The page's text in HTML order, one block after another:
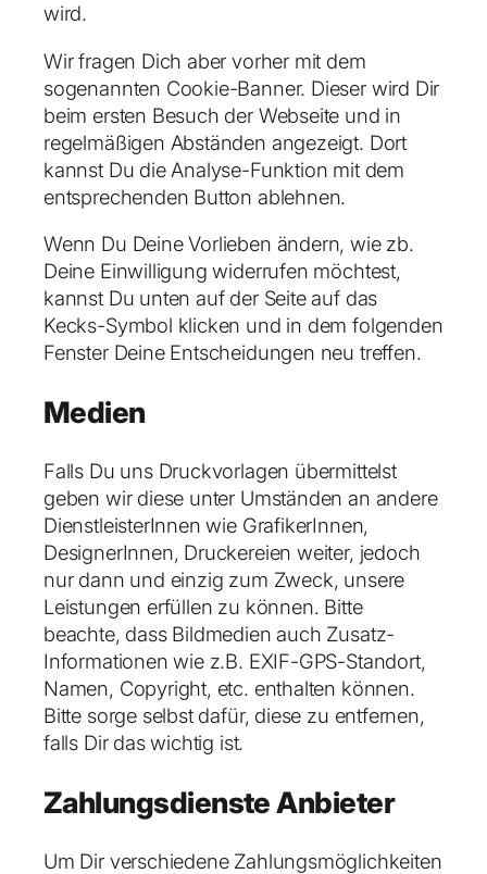
wird.
Wir fragen Dich aber vorher mit dem
sogenannten Cookie-Banner. Dieser wird Dir
beim ersten Besuch der Webseite und in
regelmäßigen Abständen angezeigt. Dort
kannst Du die Analyse-Funktion mit dem
entsprechenden Button ablehnen.
Wenn Du Deine Vorlieben ändern, wie zb.
Deine Einwilligung widerrufen möchtest,
kannst Du unten auf der Seite auf das
Kecks-Symbol klicken und in dem folgenden
Fenster Deine Entscheidungen neu treffen.
Medien
Falls Du uns Druckvorlagen übermittelst
geben wir diese unter Umständen an andere
DienstleisterInnen wie GrafikerInnen,
DesignerInnen, Druckereien weiter, jedoch
nur dann und einzig zum Zweck, unsere
Leistungen erfüllen zu können. Bitte
beachte, dass Bildmedien auch Zusatz-
Informationen wie z.B. EXIF-GPS-Standort,
Namen, Copyright, etc. enthalten können.
Bitte sorge selbst dafür, diese zu entfernen,
falls Dir das wichtig ist.
Zahlungsdienste Anbieter
Um Dir verschiedene Zahlungsmöglichkeiten